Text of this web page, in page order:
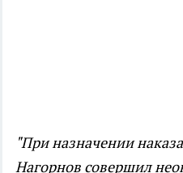
"При назначении
Нагорнов совершил